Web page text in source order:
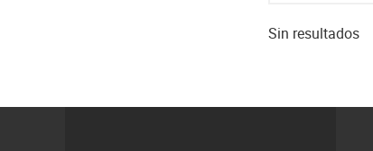
Sin resultados